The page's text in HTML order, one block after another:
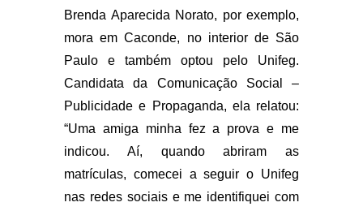
Brenda Aparecida Norato, por exemplo,
mora em Caconde, no interior de São
Paulo e também optou pelo Unifeg.
Candidata da Comunicação Social –
Publicidade e Propaganda, ela relatou:
“Uma amiga minha fez a prova e me
indicou. Aí, quando abriram as
matrículas, comecei a seguir o Unifeg
nas redes sociais e me identifiquei com